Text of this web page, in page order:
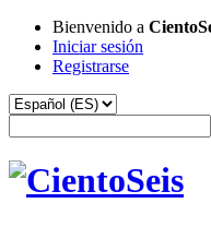
Bienvenido a
Iniciar sesión
Registrarse